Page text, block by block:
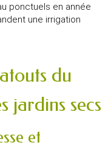
ponctuels en année
une irrigation
du
jardins secs
et